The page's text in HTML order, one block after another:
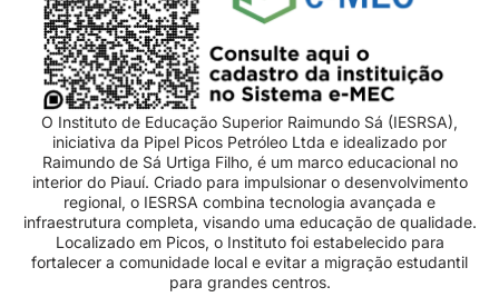
O Instituto de Educação Superior Raimundo Sá (IESRSA),
iniciativa da Pipel Picos Petróleo Ltda e idealizado por
Raimundo de Sá Urtiga Filho, é um marco educacional no
interior do Piauí. Criado para impulsionar o desenvolvimento
regional, o IESRSA combina tecnologia avançada e
infraestrutura completa, visando uma educação de qualidade.
Localizado em Picos, o Instituto foi estabelecido para
fortalecer a comunidade local e evitar a migração estudantil
para grandes centros.